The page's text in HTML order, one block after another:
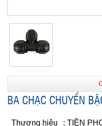
BA CHẠC CHUYỂN
Thương hiệu : TIỀN